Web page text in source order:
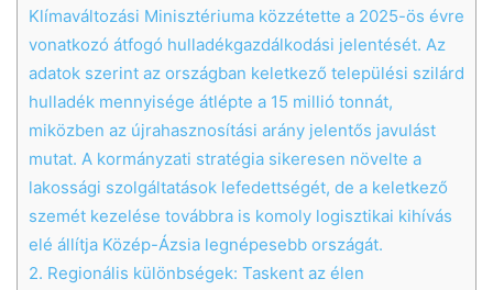
Klímaváltozási Minisztériuma közzétette a 2025-ös évre
vonatkozó átfogó hulladékgazdálkodási jelentését. Az
adatok szerint az országban keletkező települési szilárd
hulladék mennyisége átlépte a 15 millió tonnát,
miközben az újrahasznosítási arány jelentős javulást
mutat. A kormányzati stratégia sikeresen növelte a
lakossági szolgáltatások lefedettségét, de a keletkező
szemét kezelése továbbra is komoly logisztikai kihívás
elé állítja Közép-Ázsia legnépesebb országát.
2. Regionális különbségek: Taskent az élen